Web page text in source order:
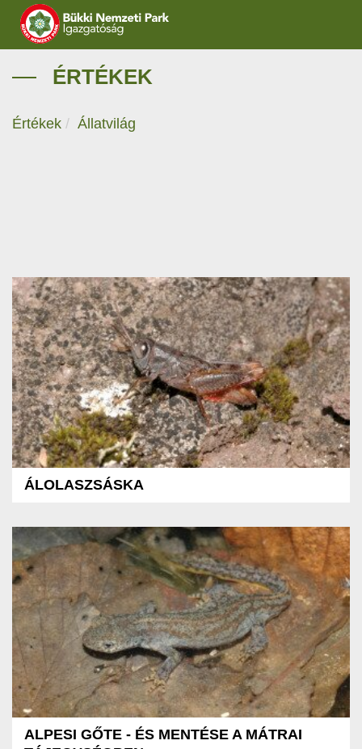
IGAZGATÓSÁG
KAPCSOLAT
ÉRTÉKEK
Értékek Állatvilág
ÁLOLASZSÁSKA
ALPESI GŐTE - ÉS MENTÉSE A MÁTRAI